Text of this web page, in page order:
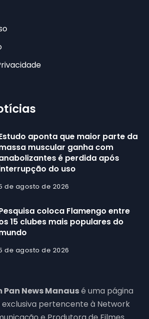
aponta que maior parte da
muscular ganha com
é perdida após
do uso
de agosto de 2026
coloca Flamengo entre
15 clubes mais populares do
de agosto de 2026
Pan News Manausé uma página
pertencente à Network